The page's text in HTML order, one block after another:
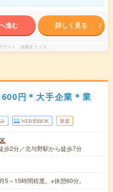
進む 詳しく見る
ラスト 池袋オフィス
円＊大手企業＊業
WEB登録OK 派遣
歩2分／北与野駅から徒歩7分
～15時間程度。※休憩60分。